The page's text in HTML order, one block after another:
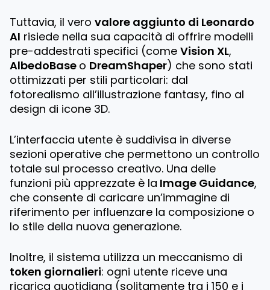
Tuttavia, il verovalore aggiunto di Leonardo
AI risiede nella sua capacità di offrire modelli
pre-addestrati specifici (comeVision XL,
AlbedoBase o DreamShaper) che sono stati
ottimizzati per stili particolari: dal
fotorealismo all’illustrazione fantasy, fino al
design di icone 3D.
L’interfaccia utente è suddivisa in diverse
sezioni operative che permettono un controllo
totale sul processo creativo. Una delle
funzioni più apprezzate è la Image Guidance,
che consente di caricare un’immagine di
riferimento per influenzare la composizione o
lo stile della nuova generazione.
Inoltre, il sistema utilizza un meccanismo di
token giornalieri: ogni utente riceve una
ricarica quotidiana (solitamente tra i 150 e i